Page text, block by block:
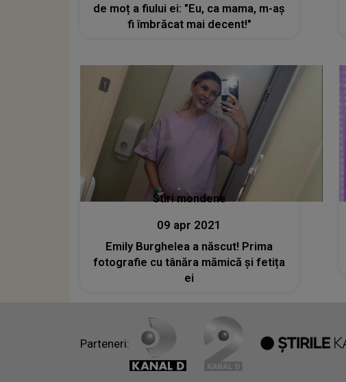
de moț a fiului ei: "Eu, ca mama, m-aș
fi îmbrăcat mai decent!"
Stiri mondene
09 apr 2021
Emily Burghelea a născut! Prima
fotografie cu tânăra mămică și fetița
ei
Parteneri: